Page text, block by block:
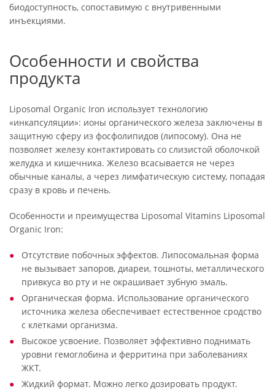
биодоступность, сопоставимую с внутривенными
инъекциями.
Особенности и свойства
продукта
Liposomal Organic Iron использует технологию
«инкапсуляции»: ионы органического железа заключены в
защитную сферу из фосфолипидов (липосому). Она не
позволяет железу контактировать со слизистой оболочкой
желудка и кишечника. Железо всасывается не через
обычные каналы, а через лимфатическую систему, попадая
сразу в кровь и печень.
Особенности и преимущества Liposomal Vitamins Liposomal
Organic Iron:
Отсутствие побочных эффектов. Липосомальная форма
не вызывает запоров, диареи, тошноты, металлического
привкуса во рту и не окрашивает зубную эмаль.
Органическая форма. Использование органического
источника железа обеспечивает естественное сродство
с клетками организма.
Высокое усвоение. Позволяет эффективно поднимать
уровни гемоглобина и ферритина при заболеваниях
ЖКТ.
Жидкий формат. Можно легко дозировать продукт.